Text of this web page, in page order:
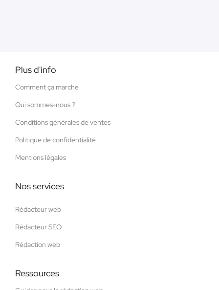
Plus d'info
Comment ça marche
Qui sommes-nous ?
Conditions générales de ventes
Politique de confidentialité
Mentions légales
Nos services
Rédacteur web
Rédacteur SEO
Rédaction web
Ressources